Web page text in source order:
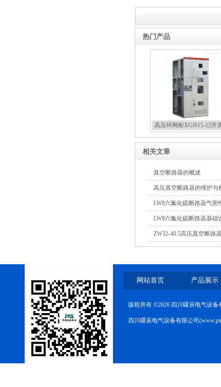
热门产品
高压环网柜XGN15-12开
相关文章
真空断路器的概述
高压真空断路器的维护与
LW8六氟化硫断路器气密
LW8六氟化硫断路器基础
ZW32-40.5高压真空断路
查修复方案
网站首页 产品展示
版权所有 ©2026 四川曙辰电气设
四川曙辰电气设备有限公司